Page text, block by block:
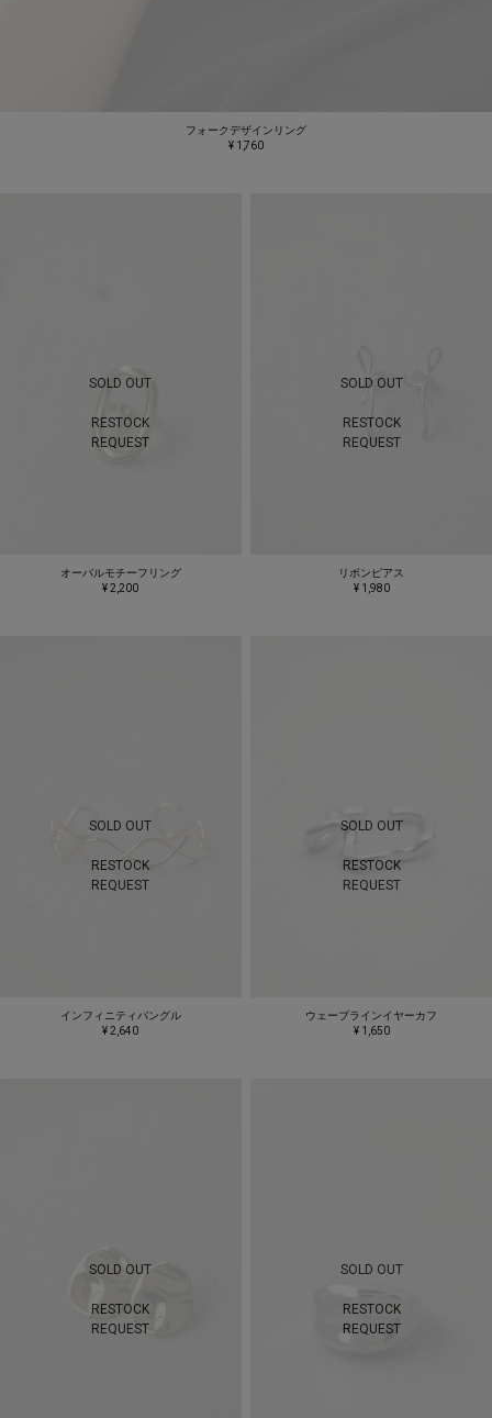
フォークデザインリング
¥ 1,760
SOLD OUT
RESTOCK
REQUEST
オーバルモチーフリング
¥ 2,200
SOLD OUT
RESTOCK
REQUEST
リボンピアス
¥ 1,980
SOLD OUT
RESTOCK
REQUEST
インフィニティバングル
¥ 2,640
SOLD OUT
RESTOCK
REQUEST
ウェーブラインイヤーカフ
¥ 1,650
SOLD OUT
RESTOCK
REQUEST
SOLD OUT
RESTOCK
REQUEST